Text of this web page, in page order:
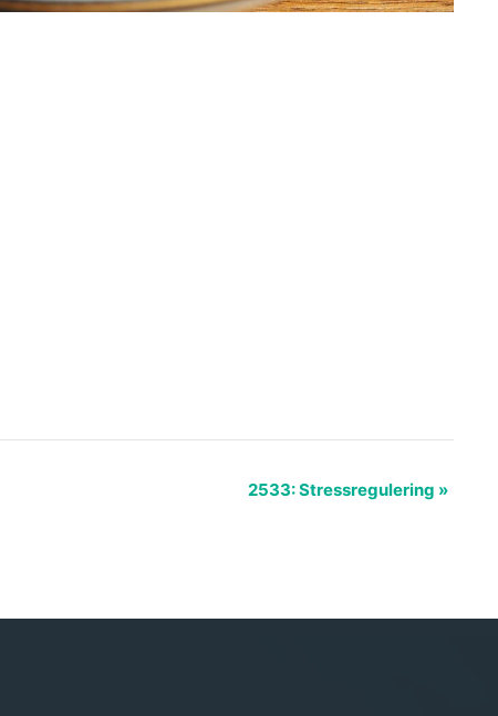
2533: Stressregulering »